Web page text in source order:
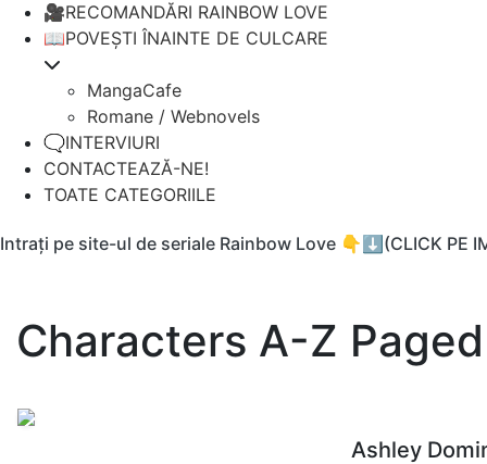
🎥RECOMANDĂRI RAINBOW LOVE
📖POVEȘTI ÎNAINTE DE CULCARE
MangaCafe
Romane / Webnovels
🗨️INTERVIURI
CONTACTEAZĂ-NE!
TOATE CATEGORIILE
Intrați pe site-ul de seriale Rainbow Love 👇⬇️(CLICK PE
Characters A-Z Paged
Ashley